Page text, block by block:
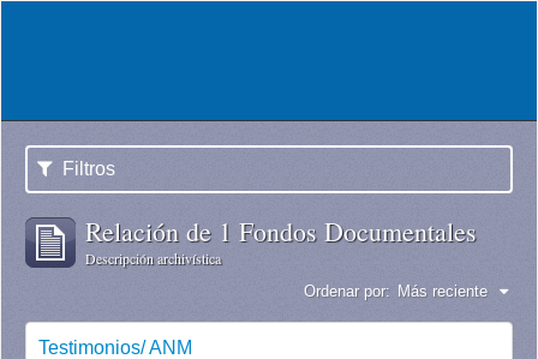
Filtros
Relación de 1 Fondos Documentales
Descripción archivística
Ordenar por: Más reciente
Testimonios/ ANM